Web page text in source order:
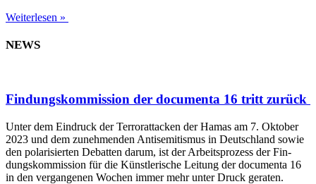
Weiterlesen »
NEWS
Findungskommission der documenta 16 tritt zurück
Unter dem Ein­druck der Ter­ror­at­ta­cken der Hamas am 7. Okto­ber
2023 und dem zuneh­men­den Anti­se­mi­tis­mus in Deutsch­land sowie
den pola­ri­sier­ten Debat­ten dar­um, ist der Arbeits­pro­zess der Fin­
dungs­kom­mis­si­on für die Künst­le­ri­sche Lei­tung der docu­men­ta 16
in den ver­gan­ge­nen Wochen immer mehr unter Druck geraten.